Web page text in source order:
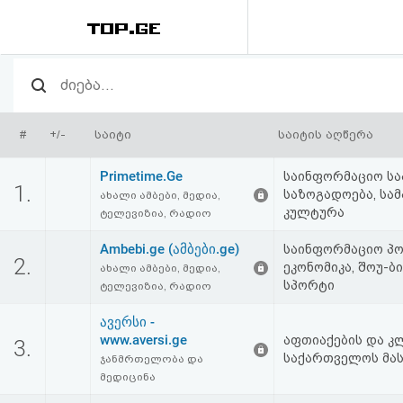
რეიტინგი
(მთავარი)
ფოსტა
კითხვა-
ავტორიზაცია
რეგისტრაცია
პაროლის
# +/- საიტი საიტის აღწერა
1.
Primetime.Ge
ახალი ამბები, მედია,
ტელევიზია, რადიო
საინფორმაციო
საზოგადოება,
კულტურა
2.
Ambebi.ge (ამბები.ge)
ახალი ამბები, მედია,
ტელევიზია, რადიო
საინფორმაციო
ეკონომიკა, შოუ-
სპორტი
3.
ავერსი -
www.aversi.ge
ჯანმრთელობა და
მედიცინა
აფთიაქების და
საქართველოს